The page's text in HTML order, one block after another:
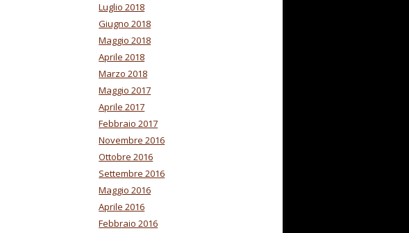
Luglio 2018
Giugno 2018
Maggio 2018
Aprile 2018
Marzo 2018
Maggio 2017
Aprile 2017
Febbraio 2017
Novembre 2016
Ottobre 2016
Settembre 2016
Maggio 2016
Aprile 2016
Febbraio 2016